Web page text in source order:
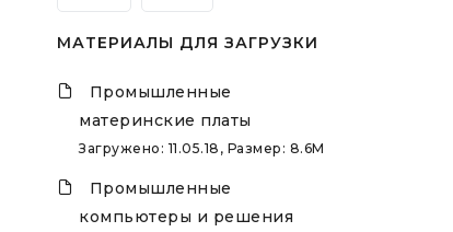
МАТЕРИАЛЫ ДЛЯ ЗАГРУЗКИ
Промышленные
материнские платы
Загружено: 11.05.18, Размер: 8.6M
Промышленные
компьютеры и решения